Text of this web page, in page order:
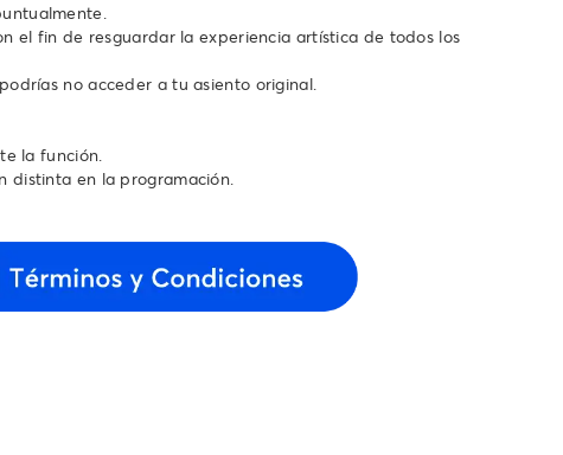
el fin de resguardar la experiencia artística de todos los
no acceder a tu asiento original.
la función.
distinta en la programación.